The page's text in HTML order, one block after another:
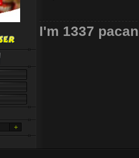
I'm 1337 pacan